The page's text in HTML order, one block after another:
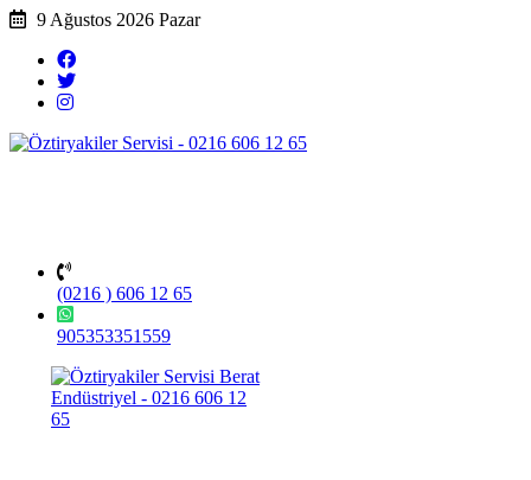
9 Ağustos 2026 Pazar
(0216 ) 606 12 65
905353351559